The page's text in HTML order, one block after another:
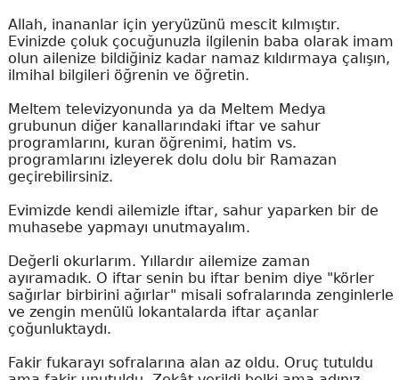
Allah, inananlar için yeryüzünü mescit kılmıştır.
Evinizde çoluk çocuğunuzla ilgilenin baba olarak imam
olun ailenize bildiğiniz kadar namaz kıldırmaya çalışın,
ilmihal bilgileri öğrenin ve öğretin.
Meltem televizyonunda ya da Meltem Medya
grubunun diğer kanallarındaki iftar ve sahur
programlarını, kuran öğrenimi, hatim vs.
programlarını izleyerek dolu dolu bir Ramazan
geçirebilirsiniz.
Evimizde kendi ailemizle iftar, sahur yaparken bir de
muhasebe yapmayı unutmayalım.
Değerli okurlarım. Yıllardır ailemize zaman
ayıramadık. O iftar senin bu iftar benim diye "körler
sağırlar birbirini ağırlar" misali sofralarında zenginlerle
ve zengin menülü lokantalarda iftar açanlar
çoğunluktaydı.
Fakir fukarayı sofralarına alan az oldu. Oruç tutuldu